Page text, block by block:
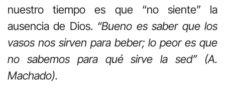
nuestro tiempo es que “no siente” la
ausencia de Dios. “Bueno es saber que los
vasos nos sirven para beber; lo peor es que
no sabemos para qué sirve la sed” (A.
Machado).